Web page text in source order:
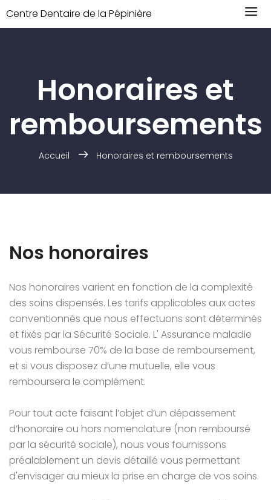
Centre Dentaire de la Pépinière
Honoraires et
remboursements
Accueil Honoraires et remboursements
Nos honoraires
Nos honoraires varient en fonction de la complexité
des soins dispensés. Les tarifs applicables aux actes
conventionnés que nous effectuons sont déterminés
et fixés par la Sécurité Sociale. L' Assurance maladie
vous rembourse 70% de la base de remboursement,
et si vous disposez d’une mutuelle, elle vous
remboursera le complément.
Pour tout acte faisant l’objet d’un dépassement
d’honoraire ou hors nomenclature (non remboursé
par la sécurité sociale), nous vous fournissons
préalablement un devis détaillé vous permettant
d'envisager au mieux la prise en charge de vos soins.